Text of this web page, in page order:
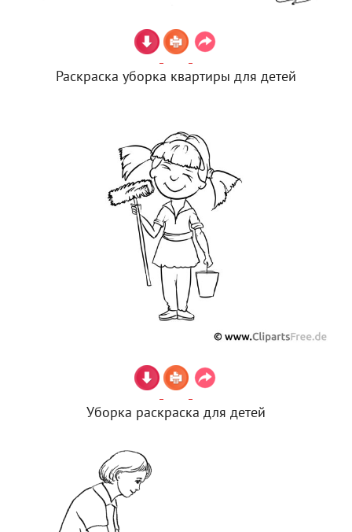
Раскраска уборка квартиры для детей
Уборка раскраска для детей